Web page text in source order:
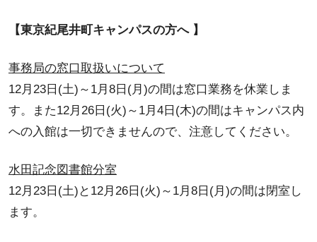
【東京紀尾井町キャンパスの方へ 】
事務局の窓口取扱いについて
12月23日(土)～1月8日(月)の間は窓口業務を休業しま
す。また12月26日(火)～1月4日(木)の間はキャンパス内
への入館は一切できませんので、注意してください。
水田記念図書館分室
12月23日(土)と12月26日(火)～1月8日(月)の間は閉室し
ます。